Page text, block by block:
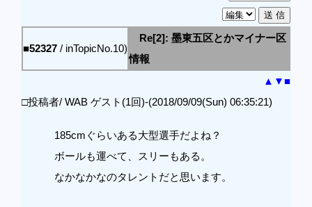
■52327 / inTopicNo.10)
Re[2]: 墨東五区とかマイナー区
情報
▲ ▼■
□投稿者/ WAB ゲスト(1回)-(2018/09/09(Sun) 06:35:21)
185cmぐらいある大型選手だよね？
ボールも運べて、スリーもある。
なかなかなのタレントだと思います。